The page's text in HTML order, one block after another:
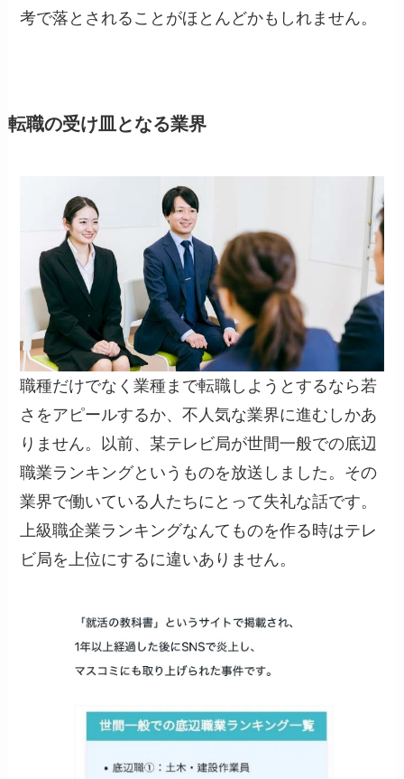
考で落とされることがほとんどかもしれません。
転職の受け皿となる業界
職種だけでなく業種まで転職しようとするなら若
さをアピールするか、不人気な業界に進むしかあ
りません。以前、某テレビ局が世間一般での底辺
職業ランキングというものを放送しました。その
業界で働いている人たちにとって失礼な話です。
上級職企業ランキングなんてものを作る時はテレ
ビ局を上位にするに違いありません。